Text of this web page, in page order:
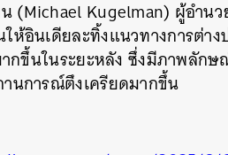
(Michael Kugelman) ผู้อำน
ห้อินเดียละทิ้งแนวทางการต่า
ากขึ้นในระยะหลัง ซึ่งมีภาพลัก
นการณ์ตึงเครียดมากขึ้น